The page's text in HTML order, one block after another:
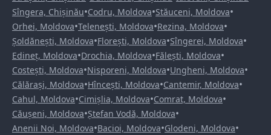
Sîngera, Chișinău•Codru, Moldova•Stăuceni, Moldova•
Orhei, Moldova•Telenești, Moldova•Rezina, Moldova•
Șoldănești, Moldova•Florești, Moldova•Sîngerei, Moldova•
Edineț, Moldova•Drochia, Moldova•Fălești, Moldova•
Costești, Moldova•Nisporeni, Moldova•Ungheni, Moldova•
Călărași, Moldova•Hîncești, Moldova•Cantemir, Moldova•
Cahul, Moldova•Cimișlia, Moldova•Comrat, Moldova•
Căușeni, Moldova•Ștefan Vodă, Moldova•
Anenii Noi, Moldova•Bacioi, Moldova•Glodeni, Moldova•